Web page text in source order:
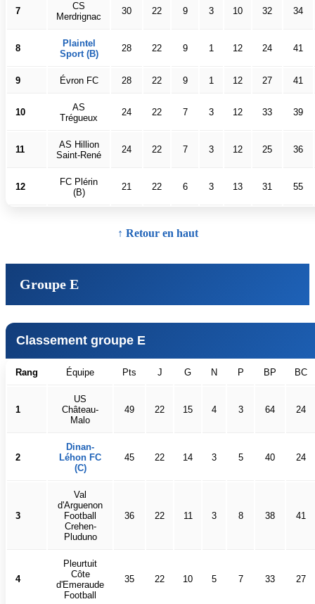
7
CS
Merdrignac
30 22 9 3 10 32 34
8
Plaintel
Sport (B)
28 22 9 1 12 24 41
9 Évron FC 28 22 9 1 12 27 41
10
AS
Trégueux
24 22 7 3 12 33 39
11
AS Hillion
Saint-René
24 22 7 3 12 25 36
12
FC Plérin
(B)
21 22 6 3 13 31 55
↑ Retour en haut
Groupe E
Classement groupe E
Rang Équipe Pts J G N P BP BC
1
US
Château-
Malo
49 22 15 4 3 64 24
2
Dinan-
Léhon FC
(C)
45 22 14 3 5 40 24
3
Val
d'Arguenon
Football
Crehen-
Pluduno
36 22 11 3 8 38 41
4
Pleurtuit
Côte
d'Emeraude
Football
35 22 10 5 7 33 27